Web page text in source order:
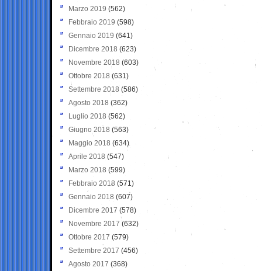
Marzo 2019 (562)
Febbraio 2019 (598)
Gennaio 2019 (641)
Dicembre 2018 (623)
Novembre 2018 (603)
Ottobre 2018 (631)
Settembre 2018 (586)
Agosto 2018 (362)
Luglio 2018 (562)
Giugno 2018 (563)
Maggio 2018 (634)
Aprile 2018 (547)
Marzo 2018 (599)
Febbraio 2018 (571)
Gennaio 2018 (607)
Dicembre 2017 (578)
Novembre 2017 (632)
Ottobre 2017 (579)
Settembre 2017 (456)
Agosto 2017 (368)